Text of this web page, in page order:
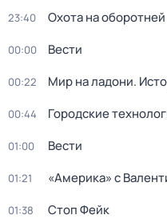
23:40 Охота на оборотней
00:00 Вести
00:22 Мир на ладони.
00:44 Городские
01:00 Вести
01:21 «Америка» с
01:38 Стоп Фейк